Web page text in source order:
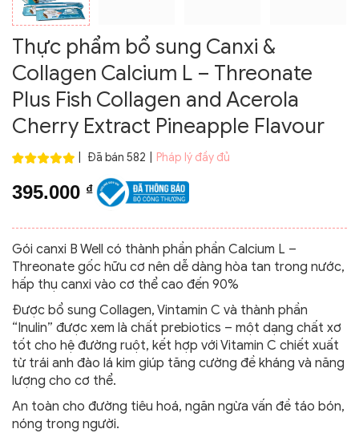
Thực phẩm bổ sung Canxi &
Collagen Calcium L – Threonate
Plus Fish Collagen and Acerola
Cherry Extract Pineapple Flavour
Đã bán 582 Pháp lý đầy đủ
395.000 ₫
Gói canxi B Well có thành phần phần Calcium L –
Threonate gốc hữu cơ nên dễ dàng hòa tan trong nước,
hấp thụ canxi vào cơ thể cao đến 90%
Được bổ sung Collagen, Vintamin C và thành phần
“Inulin” được xem là chất prebiotics – một dạng chất xơ
tốt cho hệ đường ruột, kết hợp với Vitamin C chiết xuất
từ trái anh đào lá kim giúp tăng cường đề kháng và năng
lượng cho cơ thể.
An toàn cho đường tiêu hoá, ngăn ngừa vấn đề táo bón,
nóng trong người.